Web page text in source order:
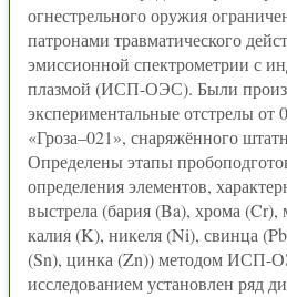
огнестрельного оружия
патронами травматического
эмиссионной спектрометрии с
плазмой (ИСП-ОЭС). Были
экспериментальные отстрелы
«Гроза–021», снаряжённого
Определены этапы
определения элементов,
выстрела (бария (Ba), хрома (Cr),
калия (K), никеля (Ni), свинца
(Sn), цинка (Zn)) методом ИСП-
исследованием установлен ряд